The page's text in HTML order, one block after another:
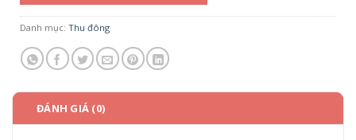
Danh mục: Thu đông
ĐÁNH GIÁ (0)